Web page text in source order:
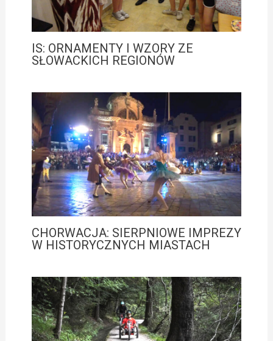
IS: ORNAMENTY I WZORY ZE
SŁOWACKICH REGIONÓW
CHORWACJA: SIERPNIOWE IMPREZY
W HISTORYCZNYCH MIASTACH